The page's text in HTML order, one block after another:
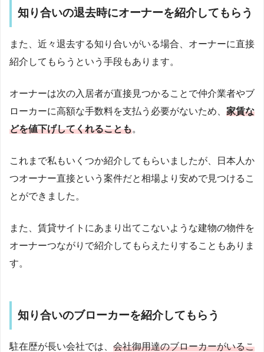
知り合いの退去時にオーナーを紹介してもらう
また、近々退去する知り合いがいる場合、オーナーに直接
紹介してもらうという手段もあります。
オーナーは次の入居者が直接見つかることで仲介業者やブ
ローカーに高額な手数料を支払う必要がないため、 家賃な
どを値下げしてくれることも。
これまで私もいくつか紹介してもらいましたが、日本人か
つオーナー直接という案件だと相場より安めで見つけるこ
とができました。
また、賃貸サイトにあまり出てこないような建物の物件を
オーナーつながりで紹介してもらえたりすることもありま
す。
知り合いのブローカーを紹介してもらう
駐在歴が長い会社では、 会社御用達のブローカーがいるこ